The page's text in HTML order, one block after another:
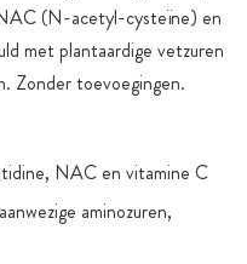
(N-acetyl-cysteïne) en
met plantaardige vetzuren
Zonder toevoegingen.
NAC en vitamine C
aminozuren,